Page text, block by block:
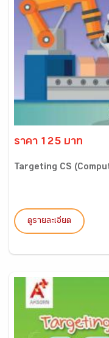
ราคา 125 บาท
Targeting CS
ดูรายละเอียด